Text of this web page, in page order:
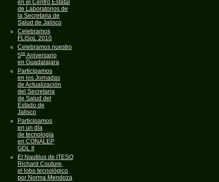
en el Centro Estatal
de Laboratorios de
la Secretaria de
Salud de Jalisco
Celebramos
FLISoL 2010
Celebramos nuestro
5toAniversario
en Guadalajara
Participamos
en los Jornadas
de Actualización
del Secretaria
de Salud del
Estado de
Jalisco
Participamos
en un día
de tecnología
en CONALEP
GDL II
El Nautilus de ITESO
Richard Couture,
el lobo tecnológico
por Norma Mendoza